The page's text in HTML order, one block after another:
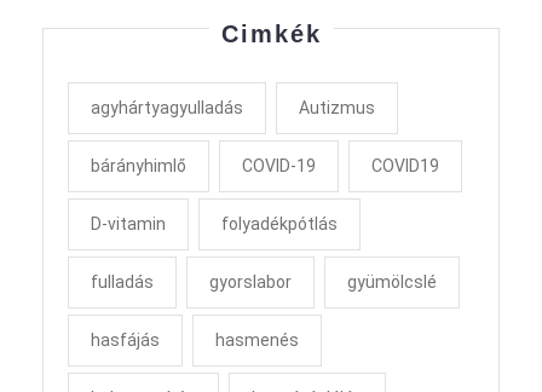
Cimkék
agyhártyagyulladás Autizmus
bárányhimlő COVID-19 COVID19
D-vitamin folyadékpótlás
fulladás gyorslabor gyümölcslé
hasfájás hasmenés